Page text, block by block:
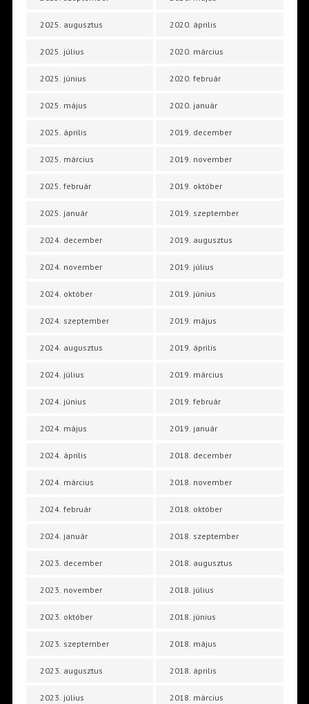
2025. augusztus
2025. július
2025. június
2025. május
2025. április
2025. március
2025. február
2025. január
2024. december
2024. november
2024. október
2024. szeptember
2024. augusztus
2024. július
2024. június
2024. május
2024. április
2024. március
2024. február
2024. január
2023. december
2023. november
2023. október
2023. szeptember
2023. augusztus
2023. július
2020. április
2020. március
2020. február
2020. január
2019. december
2019. november
2019. október
2019. szeptember
2019. augusztus
2019. július
2019. június
2019. május
2019. április
2019. március
2019. február
2019. január
2018. december
2018. november
2018. október
2018. szeptember
2018. augusztus
2018. július
2018. június
2018. május
2018. április
2018. március